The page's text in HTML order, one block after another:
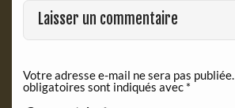
o
k
r
e
d
l
Laisser un commentaire
Votre adresse e-mail ne sera pas publiée.
obligatoires sont indiqués avec *